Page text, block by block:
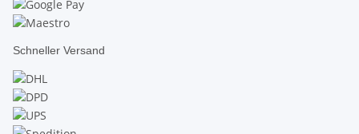
Schneller Versand